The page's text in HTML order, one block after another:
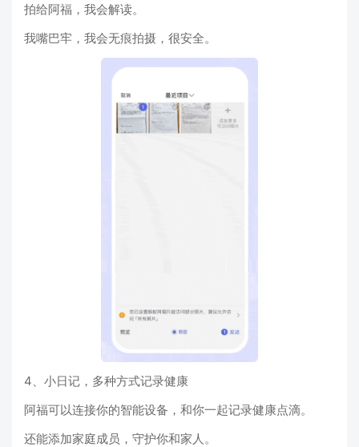
拍给阿福，我会解读。
我嘴巴牢，我会无痕拍摄，很安全。
4、小日记，多种方式记录健康
阿福可以连接你的智能设备，和你一起记录健康点滴。
还能添加家庭成员，守护你和家人。